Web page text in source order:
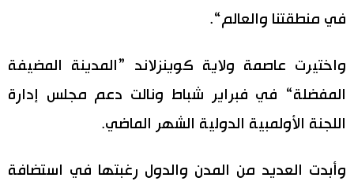
في منطقتنا والعالم“.
واختيرت عاصمة ولاية كوينزلاند ”المدينة المضيفة
المفضلة“ في فبراير شباط ونالت دعم مجلس إدارة
اللجنة الأولمبية الدولية الشهر الماضي.
وأبدت العديد من المدن والدول رغبتها في استضافة